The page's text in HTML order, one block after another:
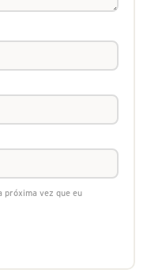
próxima vez que eu